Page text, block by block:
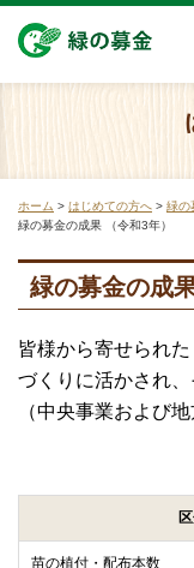
ホーム > はじめての方へ > 緑の
緑の募金の成果 （令和3年）
緑の募金の成
皆様から寄せられ
づくりに活かされ
（中央事業および地
苗の植付・配布本数